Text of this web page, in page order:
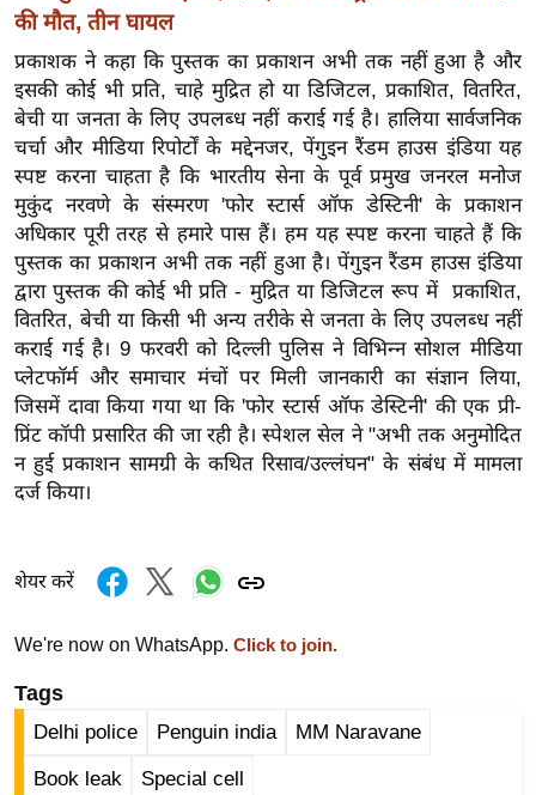
ज
ग
त
ऑ
टो
व
र्ल्ड
न्यू
ज
ब्री
फ
म
नो
रं
ज
ग
बॉ
वु
ड
हॉ
की मौत, तीन घायल
प्रकाशक ने कहा कि पुस्तक का प्रकाशन अभी तक नहीं हुआ है और
इसकी कोई भी प्रति, चाहे मुद्रित हो या डिजिटल, प्रकाशित, वितरित,
बेची या जनता के लिए उपलब्ध नहीं कराई गई है। हालिया सार्वजनिक
चर्चा और मीडिया रिपोर्टों के मद्देनजर, पेंगुइन रैंडम हाउस इंडिया यह
स्पष्ट करना चाहता है कि भारतीय सेना के पूर्व प्रमुख जनरल मनोज
मुकुंद नरवणे के संस्मरण 'फोर स्टार्स ऑफ डेस्टिनी' के प्रकाशन
अधिकार पूरी तरह से हमारे पास हैं। हम यह स्पष्ट करना चाहते हैं कि
पुस्तक का प्रकाशन अभी तक नहीं हुआ है। पेंगुइन रैंडम हाउस इंडिया
द्वारा पुस्तक की कोई भी प्रति - मुद्रित या डिजिटल रूप में प्रकाशित,
वितरित, बेची या किसी भी अन्य तरीके से जनता के लिए उपलब्ध नहीं
कराई गई है। 9 फरवरी को दिल्ली पुलिस ने विभिन्न सोशल मीडिया
प्लेटफॉर्म और समाचार मंचों पर मिली जानकारी का संज्ञान लिया,
जिसमें दावा किया गया था कि 'फोर स्टार्स ऑफ डेस्टिनी' की एक प्री-
प्रिंट कॉपी प्रसारित की जा रही है। स्पेशल सेल ने "अभी तक अनुमोदित
न हुई प्रकाशन सामग्री के कथित रिसाव/उल्लंघन" के संबंध में मामला
दर्ज किया।
शेयर करें
We're now on WhatsApp. Click to join.
Tags
Delhi police Penguin india MM Naravane
Book leak Special cell